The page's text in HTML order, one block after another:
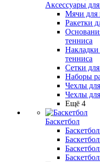
Аксессуары
Мячи для
Ракетки
тенниса
Накладки
тенниса
Сетки
Наборы
Чехлы
Чехлы
Ещё 4
Баскетбол